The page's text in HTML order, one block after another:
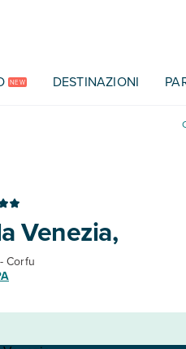
NEW DESTINAZIONI
Venezia,
Corfu